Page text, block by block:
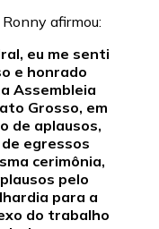
afirmou:
eu me senti
e honrado
Assembleia
Grosso, em
de aplausos,
egressos
cerimônia,
pelo
para a
do trabalho